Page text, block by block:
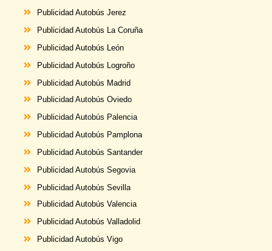
Publicidad Autobús Jerez
Publicidad Autobús La Coruña
Publicidad Autobús León
Publicidad Autobús Logroño
Publicidad Autobús Madrid
Publicidad Autobús Oviedo
Publicidad Autobús Palencia
Publicidad Autobús Pamplona
Publicidad Autobús Santander
Publicidad Autobús Segovia
Publicidad Autobús Sevilla
Publicidad Autobús Valencia
Publicidad Autobús Valladolid
Publicidad Autobús Vigo